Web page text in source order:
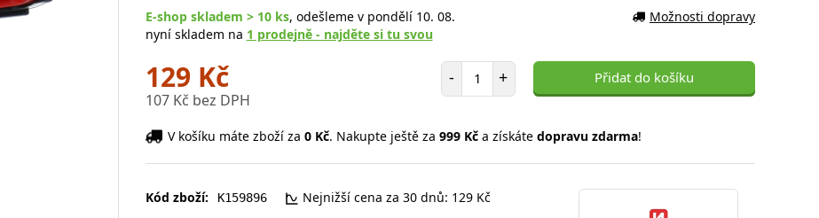
E-shop skladem > 10 ks, odešleme v pondělí 10. 08.
nyní skladem na 1 prodejně - najděte si tu svou
Možnosti dopravy
129 Kč
107 Kč bez DPH
- Počet položek
+ Přidat do košíku
V košíku máte zboží za 0 Kč. Nakupte ještě za 999 Kča získáte dopravu zdarma!
Kód zboží: K159896 Nejnižší cena za 30 dnů: 129 Kč